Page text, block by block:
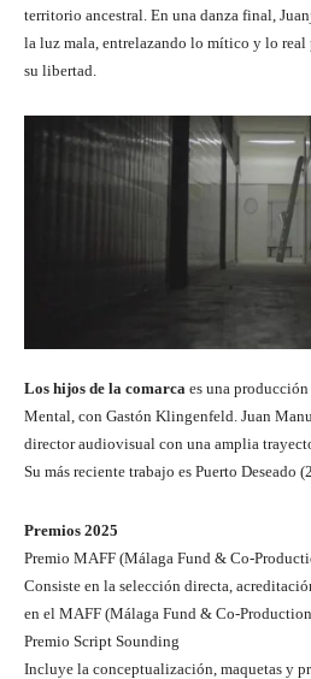
territorio ancestral. En una danza final,
la luz mala, entrelazando lo mítico y lo
su libertad.
Los hijos de la comarca es una
Mental, con Gastón Klingenfeld. Juan
director audiovisual con una amplia
Su más reciente trabajo es Puerto Deseado
Premios 2025
Premio MAFF (Málaga Fund & Co-
Consiste en la selección directa,
en el MAFF (Málaga Fund & Co-
Premio Script Sounding
Incluye la conceptualización, maquetas y